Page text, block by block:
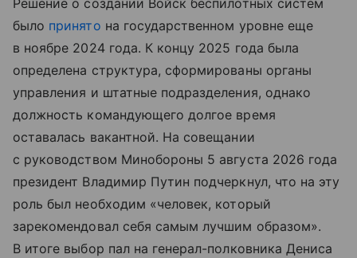
Решение о создании Войск беспилотных систем
было принято на государственном уровне еще
в ноябре 2024 года. К концу 2025 года была
определена структура, сформированы органы
управления и штатные подразделения, однако
должность командующего долгое время
оставалась вакантной. На совещании
с руководством Минобороны 5 августа 2026 года
президент Владимир Путин подчеркнул, что на эту
роль был необходим «человек, который
зарекомендовал себя самым лучшим образом».
В итоге выбор пал на генерал-полковника Дениса